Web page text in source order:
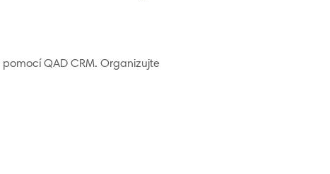
QAD CRM. Organizujte